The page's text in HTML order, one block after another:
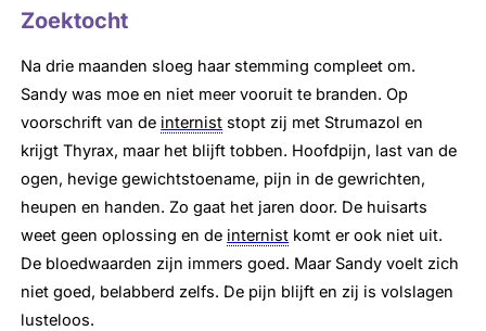
Zoektocht
Na drie maanden sloeg haar stemming compleet om.
Sandy was moe en niet meer vooruit te branden. Op
voorschrift van de internist stopt zij met Strumazol en
krijgt Thyrax, maar het blijft tobben. Hoofdpijn, last van de
ogen, hevige gewichtstoename, pijn in de gewrichten,
heupen en handen. Zo gaat het jaren door. De huisarts
weet geen oplossing en de internist komt er ook niet uit.
De bloedwaarden zijn immers goed. Maar Sandy voelt zich
niet goed, belabberd zelfs. De pijn blijft en zij is volslagen
lusteloos.